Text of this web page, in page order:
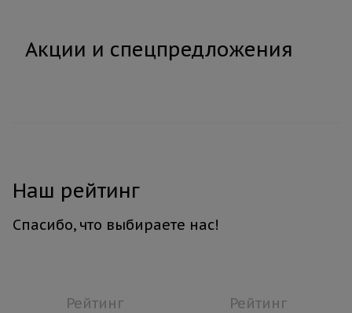
Акции и спецпредложения
Наш рейтинг
Спасибо, что выбираете нас!
Рейтинг Рейтинг